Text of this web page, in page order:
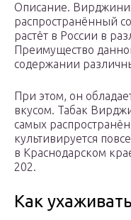
Описание.
распространённый
растёт в России в
Преимущество
содержании
При этом, он
вкусом. Табак
самых
культивируется
в Краснодарском
202.
Как